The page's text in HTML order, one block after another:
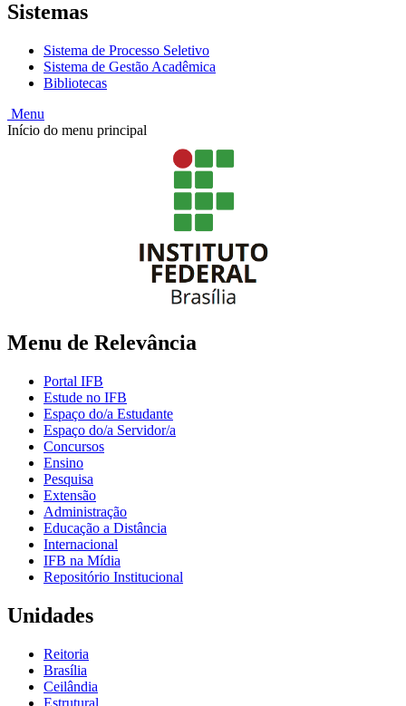
Sistemas
Sistema de Processo Seletivo
Sistema de Gestão Acadêmica
Bibliotecas
Menu
Início do menu principal
Menu de Relevância
Portal IFB
Estude no IFB
Espaço do/a Estudante
Espaço do/a Servidor/a
Concursos
Ensino
Pesquisa
Extensão
Administração
Educação a Distância
Internacional
IFB na Mídia
Repositório Institucional
Unidades
Reitoria
Brasília
Ceilândia
Estrutural